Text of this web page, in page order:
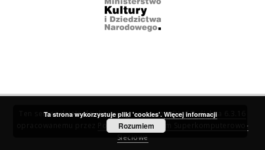
Ten serwis działa dzięki oprogramowaniuDInGO dLibra 6.3.16
Poznańskie Centrum Superkomputerowo-
Sieciowe
Ta strona wykorzystuje pliki 'cookies'. Więcej informacji
Rozumiem